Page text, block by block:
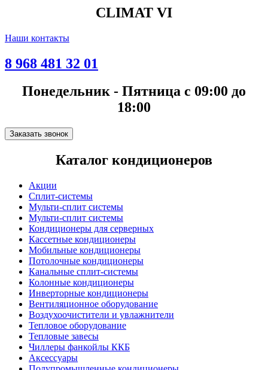
CLIMAT VI
Наши контакты
8 968 481 32 01
Понедельник - Пятница с 09:00 до
18:00
Заказать звонок
Каталог кондиционеров
Акции
Сплит-системы
Мульти-сплит системы
Мульти-сплит системы
Кондиционеры для серверных
Кассетные кондиционеры
Мобильные кондиционеры
Потолочные кондиционеры
Канальные сплит-системы
Колонные кондиционеры
Инверторные кондиционеры
Вентиляционное оборудование
Воздухоочистители и увлажнители
Тепловое оборудование
Тепловые завесы
Чиллеры фанкойлы ККБ
Аксессуары